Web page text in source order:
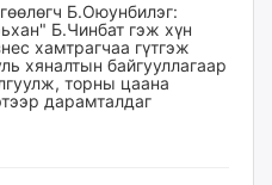
Б.Оюунбилэг:
Б.Чинбат гэж хүн
хамтрагчаа гүтгэж
хяналтын байгууллагаар
торны цаана
дарамталдаг